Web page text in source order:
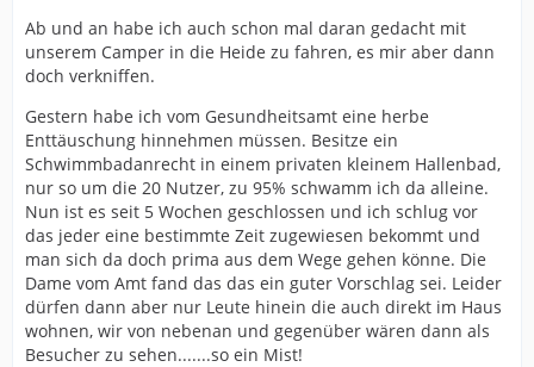
Ab und an habe ich auch schon mal daran gedacht mit
unserem Camper in die Heide zu fahren, es mir aber dann
doch verkniffen.
Gestern habe ich vom Gesundheitsamt eine herbe
Enttäuschung hinnehmen müssen. Besitze ein
Schwimmbadanrecht in einem privaten kleinem Hallenbad,
nur so um die 20 Nutzer, zu 95% schwamm ich da alleine.
Nun ist es seit 5 Wochen geschlossen und ich schlug vor
das jeder eine bestimmte Zeit zugewiesen bekommt und
man sich da doch prima aus dem Wege gehen könne. Die
Dame vom Amt fand das das ein guter Vorschlag sei. Leider
dürfen dann aber nur Leute hinein die auch direkt im Haus
wohnen, wir von nebenan und gegenüber wären dann als
Besucher zu sehen.......so ein Mist!